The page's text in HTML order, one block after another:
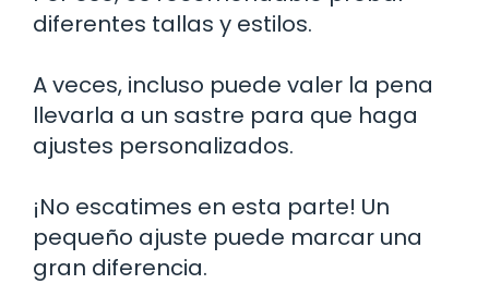
diferentes tallas y estilos.
A veces, incluso puede valer la pena
llevarla a un sastre para que haga
ajustes personalizados.
¡No escatimes en esta parte! Un
pequeño ajuste puede marcar una
gran diferencia.